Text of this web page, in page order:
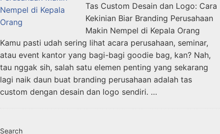
Tas Custom Desain dan Logo: Cara
Kekinian Biar Branding Perusahaan
Makin Nempel di Kepala Orang
Kamu pasti udah sering lihat acara perusahaan, seminar,
atau event kantor yang bagi-bagi goodie bag, kan? Nah,
tau nggak sih, salah satu elemen penting yang sekarang
lagi naik daun buat branding perusahaan adalah tas
custom dengan desain dan logo sendiri. …
Search